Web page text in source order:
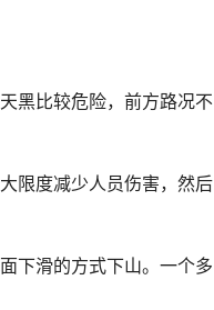
黑比较危险，前方路况不
限度减少人员伤害，然后
下滑的方式下山。一个多